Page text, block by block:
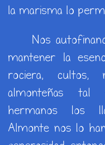
la marisma lo
Nos
mantener la
rociera, cultos,
almonteñas
hermanos los
Almonte nos lo